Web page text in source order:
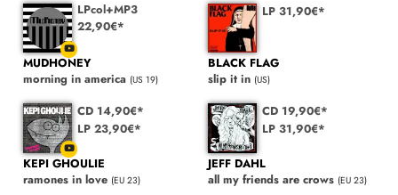
LPcol+MP3
22,90€*
MUDHONEY
morning in america (US 19)
LP 31,90€*
BLACK FLAG
slip it in (US)
CD 14,90€*
LP 23,90€*
KEPI GHOULIE
ramones in love (EU 23)
CD 19,90€*
LP 31,90€*
JEFF DAHL
all my friends are crows (EU 23)